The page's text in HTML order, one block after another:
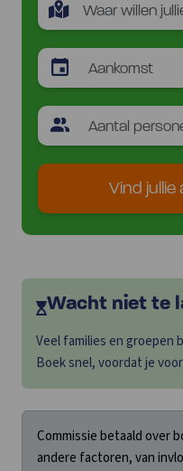
Vind jullie
Wacht niet te
Veel families en groepen
Boek snel, voordat je
Commissie betaald over
andere factoren, van